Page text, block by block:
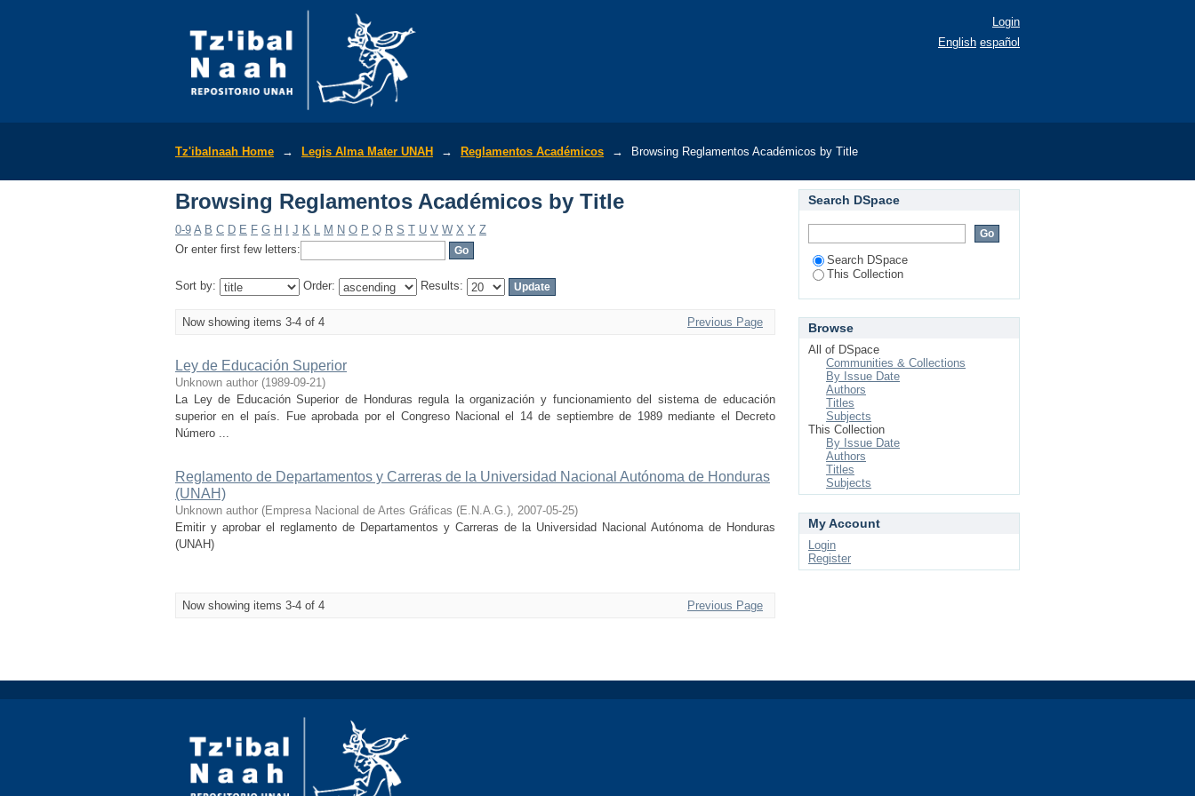
Login
English español
Tz'ibalnaah Home → Legis Alma Mater UNAH → Reglamentos Académicos → Browsing Reglamentos Académicos by Title
Browsing Reglamentos Académicos by Title
0-9 A B C D E F G H J K L M N O P Q R S T U V W X Y Z
Or enter first few letters:
Sort by: Order: Results:
Now showing items 3-4 of 4 Previous Page
Ley de Educación Superior
Unknown author (1989-09-21)
La Ley de Educación Superior de Honduras regula la organización y funcionamiento del sistema de educación
superior en el país. Fue aprobada por el Congreso Nacional el 14 de septiembre de 1989 mediante el Decreto
Número ...
Reglamento de Departamentos y Carreras de la Universidad Nacional Autónoma de Honduras
(UNAH)
Unknown author (Empresa Nacional de Artes Gráficas (E.N.A.G.), 2007-05-25)
Emitir y aprobar el reglamento de Departamentos y Carreras de la Universidad Nacional Autónoma de Honduras
(UNAH)
Now showing items 3-4 of 4 Previous Page
Search DSpace
Search DSpace
This Collection
Browse
All of DSpace
Communities & Collections
By Issue Date
Authors
Titles
Subjects
This Collection
By Issue Date
Authors
Titles
Subjects
My Account
Login
Register